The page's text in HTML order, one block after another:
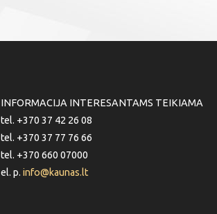
INFORMACIJA INTERESANTAMS TEIKIAMA
tel. +370 37 42 26 08
tel. +370 37 77 76 66
tel. +370 660 07000
el. p. info@kaunas.lt